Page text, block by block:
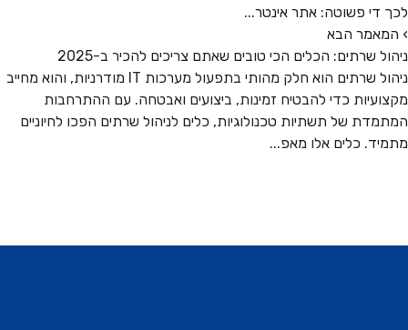
די פשוטה: אתר אינטר...
הבא
שרתים: הכלים הכי טובים שאתם צריכים להכיר ב-2025
ניהול שרתים הוא חלק מהותי בתפעול מערכות IT מודרניות, והוא מחייב
כדי להבטיח זמינות, ביצועים ואבטחה. עם ההתרחבות
של תשתיות טכנולוגיות, כלים לניהול שרתים הפכו לחיוניים
כלים אלו מאפ...